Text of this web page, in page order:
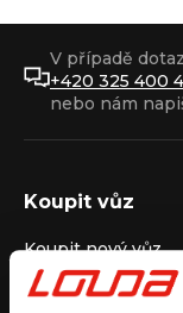
V případě
+420 325 400
nebo nám
Koupit vůz
Koupit nový vůz
Koupit ojetý vůz
Koupit užitkový